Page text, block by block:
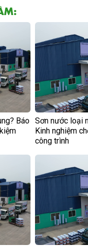
Báo Sơn nước loại
Kinh nghiệm
công trình